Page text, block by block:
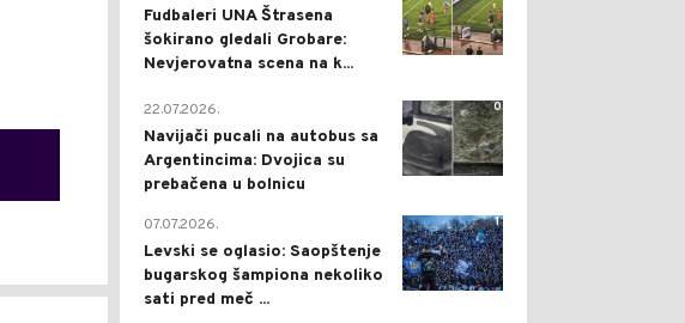
Fudbaleri UNA Štrasena
šokirano gledali Grobare:
Nevjerovatna scena na k...
0
22.07.2026.
Navijači pucali na autobus sa
Argentincima: Dvojica su
prebačena u bolnicu
1
07.07.2026.
Levski se oglasio: Saopštenje
bugarskog šampiona nekoliko
sati pred meč ...